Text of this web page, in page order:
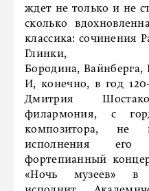
ждет не только и не
сколько
классика: сочинения
Глинки,
Бородина,
И, конечно, в год
Дмитрия
филармония, с
композитора, не
исполнения его
фортепианный
«Ночь музеев»